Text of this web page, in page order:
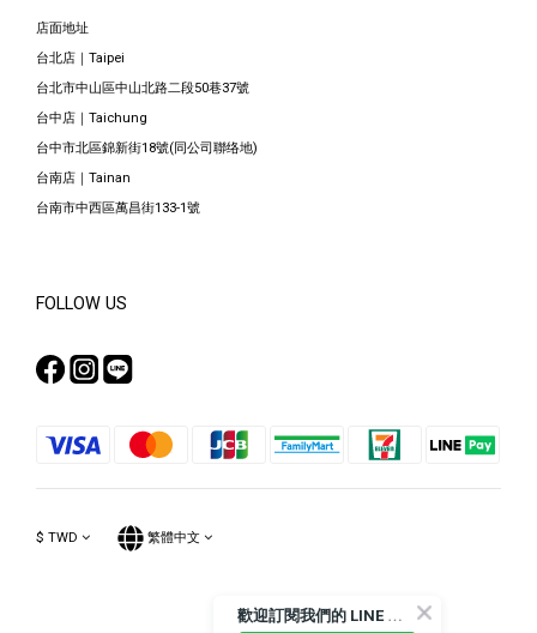
店面地址
台北店｜Taipei
台北市中山區中山北路二段50巷37號
台中店｜Taichung
台中市北區錦新街18號(同公司聯络地)
台南店｜Tainan
台南市中西區萬昌街133-1號
FOLLOW US
$ TWD 繁體中文
歡
迎訂閱我們的 LINE 官方帳號